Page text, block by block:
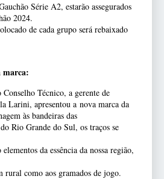
Série A2, estarão assegurados
2024.
de cada grupo será rebaixado
marca:
Técnico, a gerente de
Larini, apresentou a nova marca da
às bandeiras das
Rio Grande do Sul, os traços se
da essência da nossa região,
rural como aos gramados de jogo.